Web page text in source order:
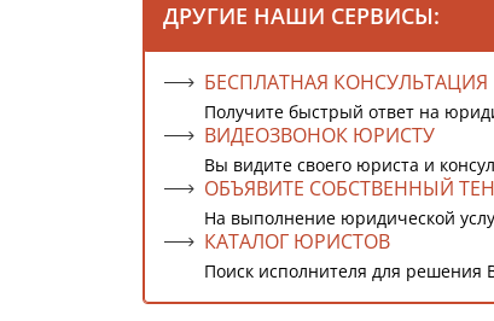
ДРУГИЕ НАШИ СЕРВИСЫ:
БЕСПЛАТНАЯ КОНСУЛЬТАЦИЯ
Получите быстрый ответ на
ВИДЕОЗВОНОК ЮРИСТУ
Вы видите своего юриста и
ОБЪЯВИТЕ СОБСТВЕННЫЙ
На выполнение юридической
КАТАЛОГ ЮРИСТОВ
Поиск исполнителя для